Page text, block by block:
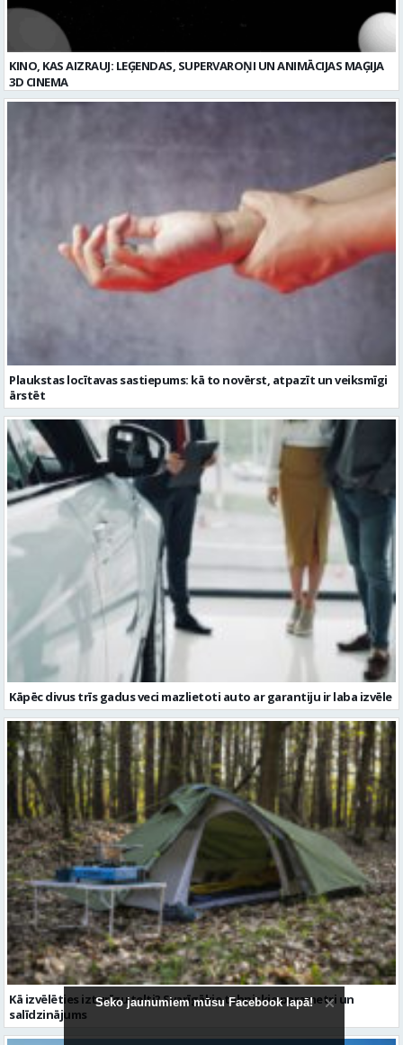
KINO, KAS AIZRAUJ: LEĢENDAS, SUPERVAROŅI UN ANIMĀCIJAS MAĢIJA
3D CINEMA
Plaukstas locītavas sastiepums: kā to novērst, atpazīt un veiksmīgi
ārstēt
Kāpēc divus trīs gadus veci mazlietoti auto ar garantiju ir laba izvēle
Kā izvēlēties izturīgu telti? Svarīgākie tehniskie parametri un
salīdzinājums
Seko jaunumiem mūsu Facebook lapā!